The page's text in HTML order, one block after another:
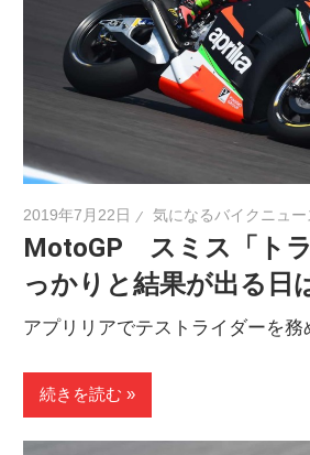
2019年7月22日 気になるバイクニュー
MotoGP スミス「ト
っかりと結果が出る日
アプリリアでテストライダーを務
続きを読む